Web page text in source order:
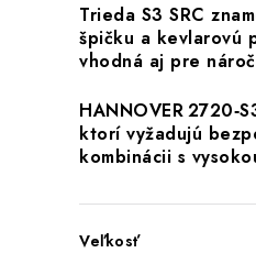
Trieda S3 SRC
špičku a kevlarovú
vhodná aj pre
HANNOVER
ktorí vyžadujú
kombinácii s
Veľkosť